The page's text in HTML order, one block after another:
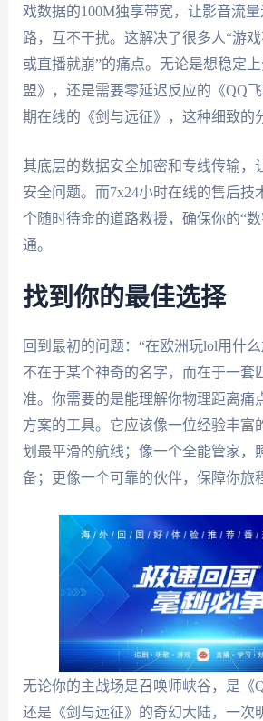
戏数据的100M独享带宽，让影音流
路，互不干扰。这解决了很多人“游
或直播就崩”的痛点。无论是想稳定
盟》，还是需要零延迟反应的《QQ
期在线的《剑与远征》，这种细致的
其底层的数据安全加密和专线传输，
安全问题。而7x24小时在线的售后技
个随时待命的道路救援，确保你的“
通。
找到你的最佳选择
回到最初的问题：“在欧洲玩lol用什
不在于某个神奇的名字，而在于一套
准。你需要的是能理解你物理距离痛
方案的工具。它应该像一位经验丰富
划最平滑的航线；像一个全能管家，
备；更像一个可靠的伙伴，保障你旅
无论你的主战场是召唤师峡谷，是《
还是《剑与远征》的奇幻大陆，一次